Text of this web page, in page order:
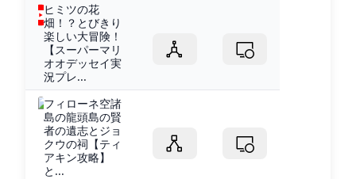
ヒミツの花
畑！？とびきり
楽しい大冒険！
【スーパーマリ
オオデッセイ実
況プレ...
フィローネ空諸
島の龍頭島の賢
者の遺志とジョ
クウの祠【ティ
アキン攻略】
と...